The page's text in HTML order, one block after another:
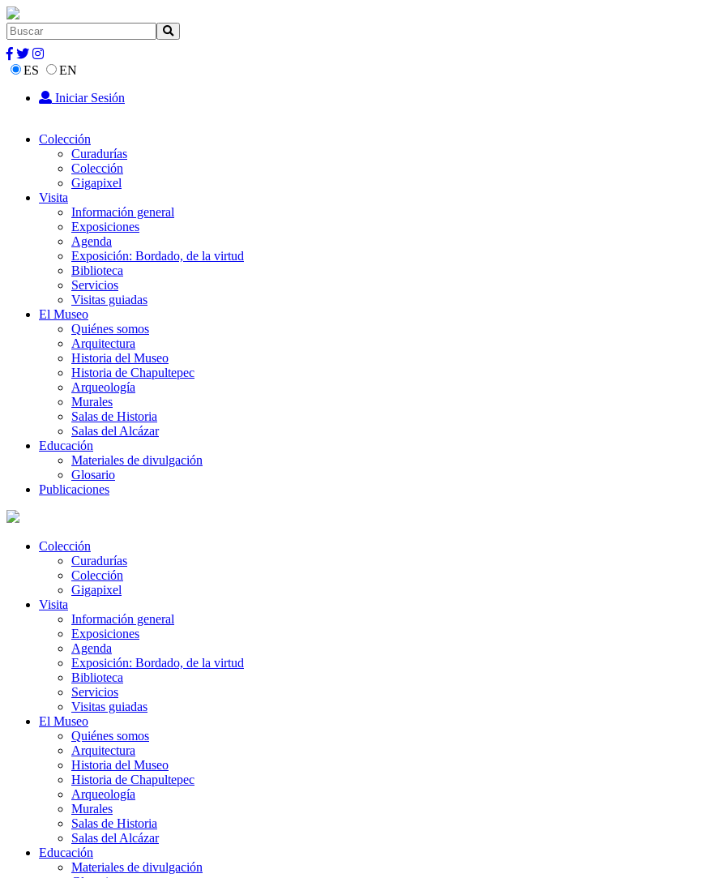
ES
EN
Iniciar Sesión
Colección
Curadurías
Colección
Gigapixel
Visita
Información general
Exposiciones
Agenda
Exposición: Bordado, de la virtud
Biblioteca
Servicios
Visitas guiadas
El Museo
Quiénes somos
Arquitectura
Historia del Museo
Historia de Chapultepec
Arqueología
Murales
Salas de Historia
Salas del Alcázar
Educación
Materiales de divulgación
Glosario
Publicaciones
Colección
Curadurías
Colección
Gigapixel
Visita
Información general
Exposiciones
Agenda
Exposición: Bordado, de la virtud
Biblioteca
Servicios
Visitas guiadas
El Museo
Quiénes somos
Arquitectura
Historia del Museo
Historia de Chapultepec
Arqueología
Murales
Salas de Historia
Salas del Alcázar
Educación
Materiales de divulgación